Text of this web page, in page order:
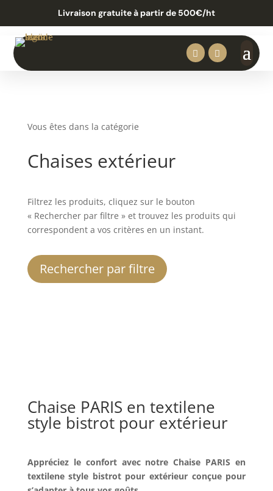
Livraison gratuite à partir de 500€/ht


Vous êtes dans la catégorie
Chaises extérieur
Filtrez les produits, cliquez sur le bouton
« Rechercher par filtre » et trouvez les produits qui
correspondent a vos critères en un instant.
Rechercher par filtre
Chaise PARIS en textilene
style bistrot pour extérieur
Appréciez le confort avec notre Chaise PARIS en
textilene style bistrot pour extérieur conçue pour